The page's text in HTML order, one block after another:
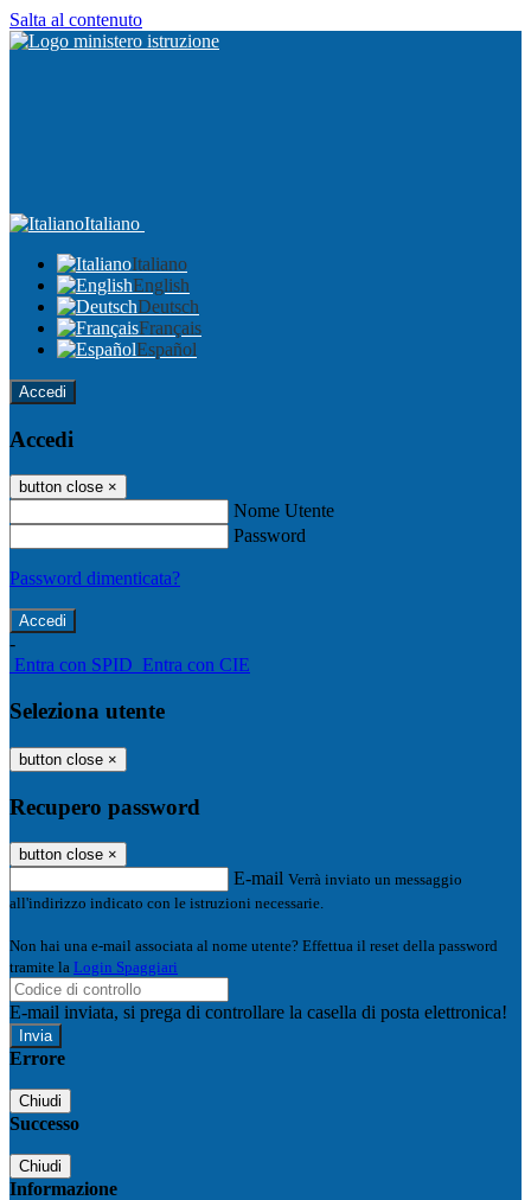
Salta al contenuto
Italiano
Italiano
English
Deutsch
Français
Español
Accedi
Accedi
button close ×
Nome Utente
Password
Password dimenticata?
-
Entra con SPID Entra con CIE
Seleziona utente
button close ×
Recupero password
button close ×
E-mail Verrà inviato un messaggio
all'indirizzo indicato con le istruzioni necessarie.
Non hai una e-mail associata al nome utente? Effettua il reset della password
tramite la Login Spaggiari
E-mail inviata, si prega di controllare la casella di posta elettronica!
Errore
Chiudi
Successo
Chiudi
Informazione